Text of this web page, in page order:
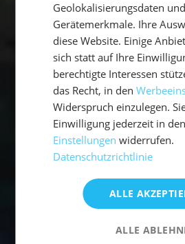
Geolokalisierungsdaten und
Gerätemerkmale. Ihre
diese Website. Einige
sich statt auf Ihre
berechtigte Interessen
das Recht, in den
Widerspruch einzulegen.
Einwilligung jederzeit in den
Einstellungen widerrufen.
Datenschutzrichtlinie
ALLE
ALLE